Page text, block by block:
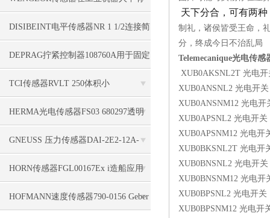
哪些应用？
DISIBEINT电平传感器NR 1 1/2连接简
单
DEPRAG拧紧控制器108760A用于固定
应用
TCI传感器RVLT 250体积小
HERMA光电传感器FS03 680297透明
标签使用
GNEUSS 压力传感器DAI-2E2-12A-
B50Z-S0-F5-R-W-6P支持
HORN传感器FGL00167Ex i造船应用
HOFMANN速度传感器790-0156 Geber
天下分合，可有两
制礼，诸侯皆受王命，
分，终成今日不治乱局
Telemecanique光电传
XUB0AKSNL2T 光电开
XUB0ANSNL2 光电开关
XUB0ANSNM12 光电开
XUB0APSNL2 光电开关
XUB0APSNM12 光电开
XUB0BKSNL2T 光电开
XUB0BNSNL2 光电开关
XUB0BNSNM12 光电开
XUB0BPSNL2 光电开关
XUB0BPSNM12 光电开